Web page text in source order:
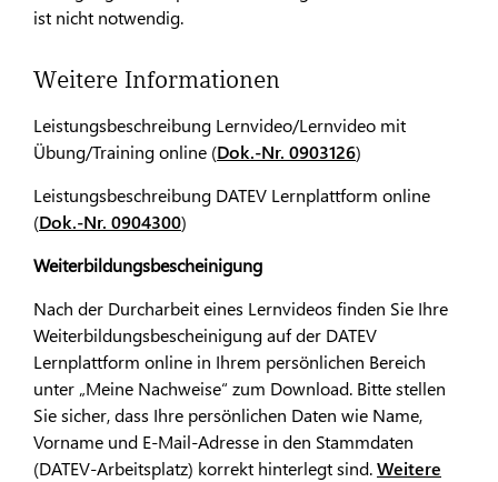
ist nicht notwendig.
Weitere Informationen
Leistungsbeschreibung Lernvideo/Lernvideo mit
Übung/Training online (Dok.-Nr. 0903126)
Leistungsbeschreibung DATEV Lernplattform online
(Dok.-Nr. 0904300)
Weiterbildungsbescheinigung
Nach der Durcharbeit eines Lernvideos finden Sie Ihre
Weiterbildungsbescheinigung auf der DATEV
Lernplattform online in Ihrem persönlichen Bereich
unter „Meine Nachweise“ zum Download. Bitte stellen
Sie sicher, dass Ihre persönlichen Daten wie Name,
Vorname und E-Mail-Adresse in den Stammdaten
(DATEV-Arbeitsplatz) korrekt hinterlegt sind.Weitere